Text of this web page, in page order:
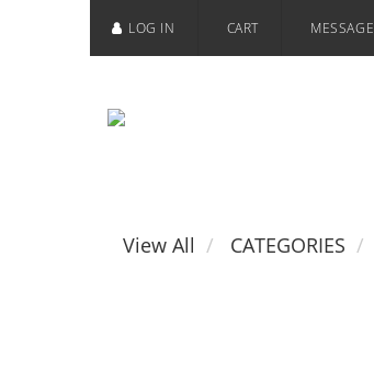
LOG IN CART MESSAGE
View All CATEGORIES